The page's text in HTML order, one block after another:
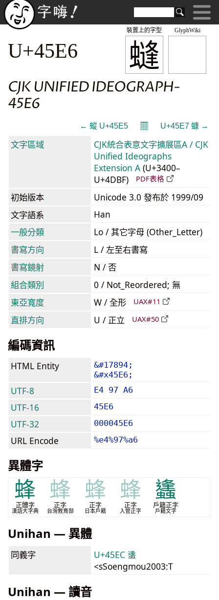
GlyphWiki
䗦
裝置上的字型
U+45E6
CJK UNIFIED IDEOGRAPH-
45E6
← 䗥 U+45E5 𝄜 U+45E7 䗧 →
文字區域
CJK統合表意文字擴展區A / CJK
Unified Ideographs
Extension A (U+3400–
U+4DBF)
PDF表格
初始版本
Unicode 3.0 發布於 1999/09
文字語系
Han
一般分類
Lo / 其它字母 (Other_Letter)
書寫方向
L / 左至右書寫
書寫鏡射
N / 否
組合類別
0 / Not_Reordered; 無
東亞寬度
W / 全形 UAX#11
直排方向 U / 正立 UAX#50
編碼資訊
HTML Entity
&#17894;
&#x45E6;
UTF-8 E4 97 A6
UTF-16 45E6
UTF-32 000045E6
URL Encode %e4%97%a6
異體字
蜂
正體字
漢語大字典
蜂
正字
台灣教育部
蜂
正字
日本戶籍
蜂
正字
入管正字
蠭
戶籍正字
戶籍文字
Unihan — 異體
同義字
U+45EC 䗬
<sSoengmou2003:T
Unihan — 讀音